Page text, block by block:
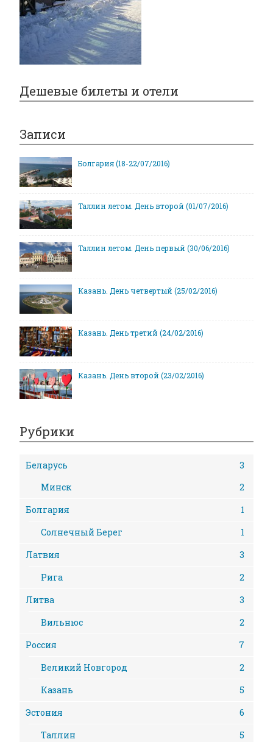
Дешевые билеты и отели
Записи
Болгария (18-22/07/2016)
Таллин летом. День второй (01/07/2016)
Таллин летом. День первый (30/06/2016)
Казань. День четвертый (25/02/2016)
Казань. День третий (24/02/2016)
Казань. День второй (23/02/2016)
Рубрики
Беларусь
3
Минск
2
Болгария
1
Солнечный Берег
1
Латвия
3
Рига
2
Литва
3
Вильнюс
2
Россия
7
Великий Новгород
2
Казань
5
Эстония
6
Таллин
5